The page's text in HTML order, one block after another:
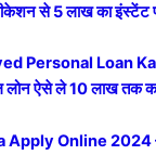
से 5 लाख का इंस्टेंट
Personal Loan
लोन ऐसे ले 10 लाख तक
Online 2024 –